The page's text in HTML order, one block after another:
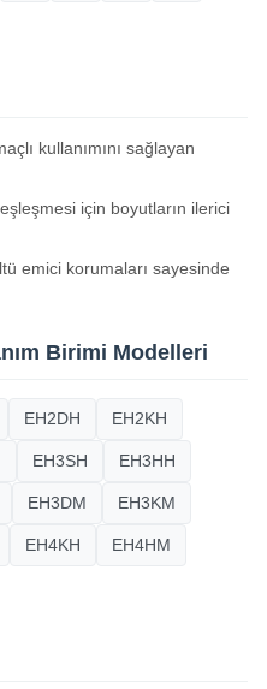
kullanımını sağlayan
için boyutların ilerici
emici korumaları sayesinde
Birimi Modelleri
EH2DH EH2KH
EH3SH EH3HH
EH3DM EH3KM
EH4KH EH4HM